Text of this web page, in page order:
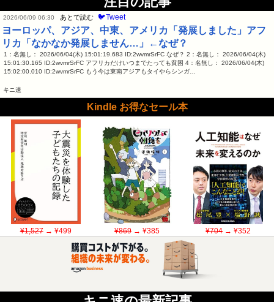
2026/06/09 06:30 あとで読む 🐦Tweet
ヨーロッパ、アジア、中東、アメリカ「発展しました」アフ
リカ「なかなか発展しません…」←なぜ？
1：名無し： 2026/06/04(木) 15:01:19.683 ID:2wvmrSrFC なぜ？ 2：名無し： 2026/06/04(木)
15:01:30.165 ID:2wvmrSrFC アフリカだけいつまでたっても貧困 4：名無し： 2026/06/04(木)
15:02:00.010 ID:2wvmrSrFC もう今は東南アジアもタイやらシンガ…
キニ速
Kindle お得なセール本
¥1,527→ ¥499 ¥869→ ¥385 ¥704→ ¥352